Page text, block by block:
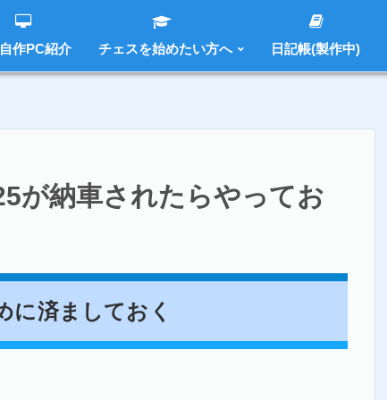
作PC紹介 チェスを始めたい方へ 日記帳(製作中)
が納車されたらやってお
に済ましておく